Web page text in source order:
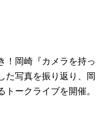
！岡崎『カメラを持っ
た写真を振り返り、岡
ークライブを開催。